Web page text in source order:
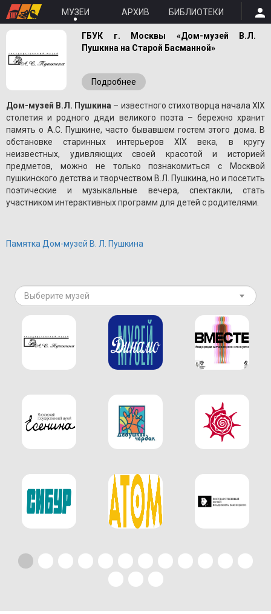
МУЗЕИ АРХИВ БИБЛИОТЕКИ
ГБУК г. Москвы «Дом-музей В.Л.
Пушкина на Старой Басманной»
Подробнее
Дом-музей В.Л. Пушкина – известного стихотворца начала XIX
столетия и родного дяди великого поэта – бережно хранит
память о A.С. Пушкине, часто бывавшем гостем этого дома. В
обстановке старинных интерьеров XIX века, в кругу
неизвестных, удивляющих своей красотой и историей
предметов, можно не только познакомиться с Москвой
пушкинского детства и творчеством В.Л. Пушкина, но и посетить
поэтические и музыкальные вечера, спектакли, стать
участником интерактивных программ для детей с родителями.
Памятка Дом-музей В. Л. Пушкина
Выберите музей